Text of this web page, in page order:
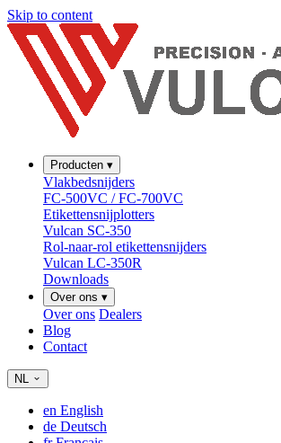
Skip to content
Producten ▾
Vlakbedsnijders
FC-500VC / FC-700VC
Etikettensnijplotters
Vulcan SC-350
Rol-naar-rol etikettensnijders
Vulcan LC-350R
Downloads
Over ons ▾
Over ons Dealers
Blog
Contact
NL
en English
de Deutsch